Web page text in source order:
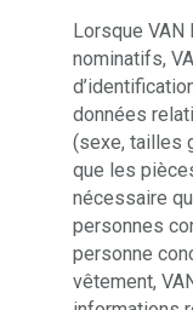
Lorsque
nominatifs,
données
(sexe, tailles
que les
nécessaire
personnes
personne
vêtement,